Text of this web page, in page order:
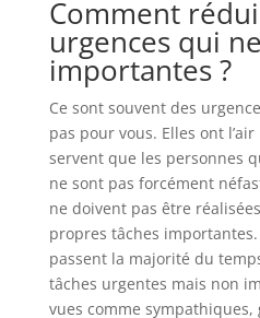
Comment
urgences qui
importantes ?
Ce sont souvent des
pas pour vous. Elles ont
servent que les personnes
ne sont pas forcément
ne doivent pas être
propres tâches
passent la majorité du
tâches urgentes mais non
vues comme